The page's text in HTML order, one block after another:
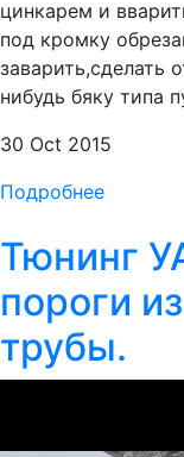
цинкарем и
под кромку
заварить,сделать
нибудь бяку типа
30 Oct 2015
Подробнее
Тюнинг
пороги
трубы.